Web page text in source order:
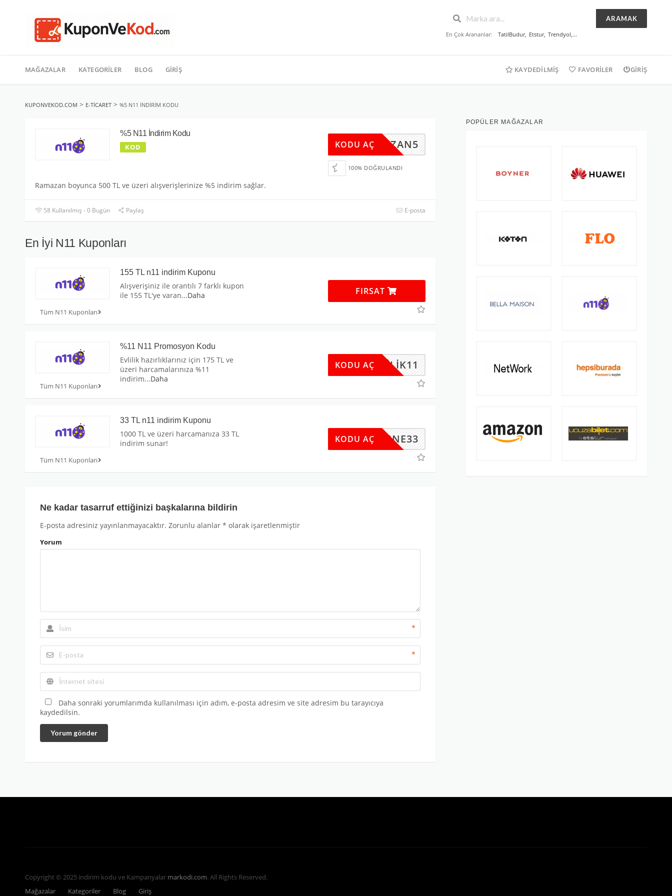
ARAMAK
En Çok Arananlar: TatilBudur, Etstur, Trendyol,...
geç
MAĞAZALAR KATEGORILER BLOG GIRIŞ KAYDEDILMIŞ FAVORILER GIRIŞ
KUPONVEKOD.COM > E-TICARET > %5 N11 İNDIRIM KODU
%5 N11 İndirim Kodu
KOD RAMAZAN5
KODU AÇ
100% DOĞRULANDI
Ramazan boyunca 500 TL ve üzeri alışverişlerinize %5 indirim sağlar.
58 Kullanılmış - 0 Bugün Paylaş E-posta
En İyi N11 Kuponları
Tüm N11 Kuponları
155 TL n11 indirim Kuponu
Alışverişiniz ile orantılı 7 farklı kupon
ile 155 TL'ye varan...Daha FIRSAT
Tüm N11 Kuponları
%11 N11 Promosyon Kodu
Evlilik hazırlıklarınız için 175 TL ve
üzeri harcamalarınıza %11
indirim...Daha
VLILIK11
KODU AÇ
Tüm N11 Kuponları
33 TL n11 indirim Kuponu
1000 TL ve üzeri harcamanıza 33 TL
indirim sunar!
ANNE33
KODU AÇ
Ne kadar tasarruf ettiğinizi başkalarına bildirin
E-posta adresiniz yayınlanmayacaktır. Zorunlu alanlar * olarak işaretlenmiştir
Yorum
*
*
Daha sonraki yorumlarımda kullanılması için adım, e-posta adresim ve site adresim bu tarayıcıya
kaydedilsin.
Yorum gönder
POPÜLER MAĞAZALAR
Copyright © 2025 indirim kodu ve Kampanyalar markodi.com. All Rights Reserved.
Mağazalar
Kategoriler Blog Giriş